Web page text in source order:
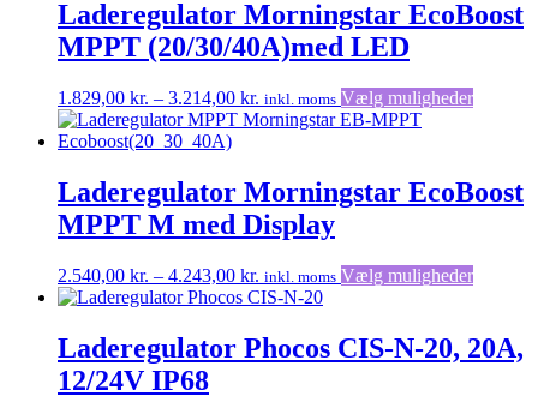
var:
1.999,00 kr..
er:
1.799,00 kr..
Laderegulator Morningstar EcoBoost
MPPT (20/30/40A)med LED
1.829,00 kr. – 3.214,00 kr. Prisinterval:
1.829,00 kr.
inkl. moms Vælg mulighederDette
på
Laderegulator Morningstar EcoBoost
MPPT M med Display
2.540,00 kr. – 4.243,00 kr. Prisinterval:
2.540,00 kr.
4.243,00 kr.
inkl. moms Vælg mulighederDette
flere
Laderegulator Phocos CIS-N-20, 20A,
12/24V IP68